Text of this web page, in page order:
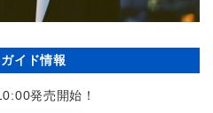
イド情報
発売開始！